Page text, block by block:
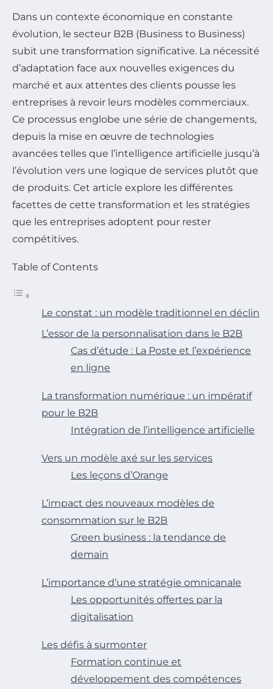
Dans un contexte économique en constante
évolution, le secteur B2B (Business to Business)
subit une transformation significative. La nécessité
d’adaptation face aux nouvelles exigences du
marché et aux attentes des clients pousse les
entreprises à revoir leurs modèles commerciaux.
Ce processus englobe une série de changements,
depuis la mise en œuvre de technologies
avancées telles que l’intelligence artificielle jusqu’à
l’évolution vers une logique de services plutôt que
de produits. Cet article explore les différentes
facettes de cette transformation et les stratégies
que les entreprises adoptent pour rester
compétitives.
Table of Contents
Le constat : un modèle traditionnel en déclin
L’essor de la personnalisation dans le B2B
Cas d’étude : La Poste et l’expérience
en ligne
La transformation numérique : un impératif
pour le B2B
Intégration de l’intelligence artificielle
Vers un modèle axé sur les services
Les leçons d’Orange
L’impact des nouveaux modèles de
consommation sur le B2B
Green business : la tendance de
demain
L’importance d’une stratégie omnicanale
Les opportunités offertes par la
digitalisation
Les défis à surmonter
Formation continue et
développement des compétences